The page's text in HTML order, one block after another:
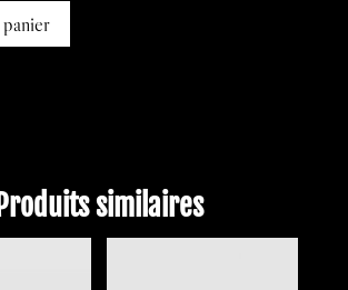
Produits similaires